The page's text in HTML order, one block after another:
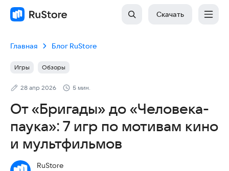
Скачать
Главная Блог RuStore
Игры Обзоры
28 апр 2026 5 мин.
От «Бригады» до «Человека-
паука»: 7 игр по мотивам кино
и мультфильмов
RuStore